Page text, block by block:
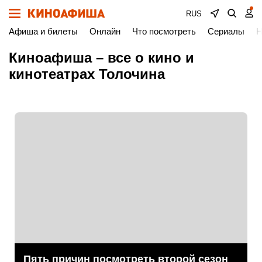
RUS
Афиша и билеты Онлайн Что посмотреть Сериалы
Киноафиша – все о кино и
кинотеатрах Толочина
Пять причин посмотреть второй сезон